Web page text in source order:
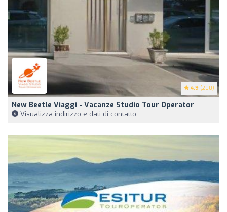
4.9 (200)
New Beetle Viaggi - Vacanze Studio Tour Operator
Visualizza indirizzo e dati di contatto